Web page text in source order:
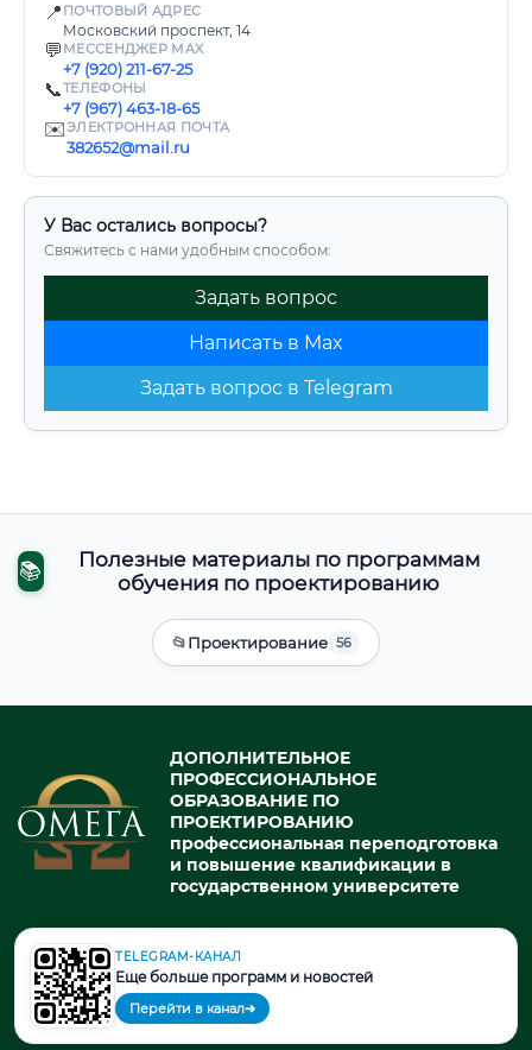
📍 ПОЧТОВЫЙ АДРЕС
Московский проспект, 14
💬 МЕССЕНДЖЕР MAX
+7 (920) 211-67-25
📞ТЕЛЕФОНЫ
+7 (967) 463-18-65
✉️ЭЛЕКТРОННАЯ ПОЧТА
382652@mail.ru
У Вас остались вопросы?
Свяжитесь с нами удобным способом:
Задать вопрос
Написать в Max
Задать вопрос в Telegram
📚
Полезные материалы по программам
обучения по проектированию
📂Проектирование 56
ДОПОЛНИТЕЛЬНОЕ
ПРОФЕССИОНАЛЬНОЕ
ОБРАЗОВАНИЕ ПО
ПРОЕКТИРОВАНИЮ
профессиональная переподготовка
и повышение квалификации в
государственном университете
© 2026. При использовании материалов портала активная ссылка
на источник обязательна.
TELEGRAM-КАНАЛ
Еще больше программ и новостей
Перейти в канал➔